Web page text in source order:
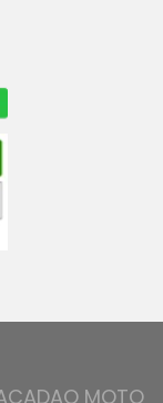
MOTO